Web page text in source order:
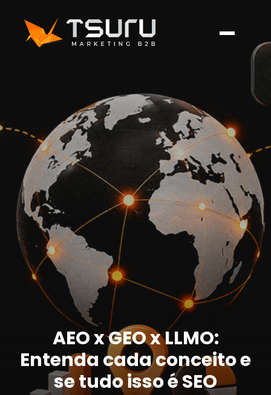
AEO x GEO x LLMO:
Entenda cada conceito e
se tudo isso é SEO